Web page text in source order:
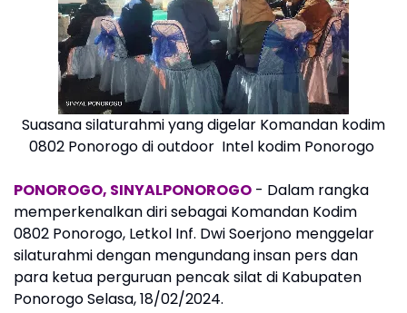
Suasana silaturahmi yang digelar Komandan kodim
0802 Ponorogo di outdoor Intel kodim Ponorogo
PONOROGO, SINYALPONOROGO - Dalam rangka
memperkenalkan diri sebagai Komandan Kodim
0802 Ponorogo, Letkol Inf. Dwi Soerjono menggelar
silaturahmi dengan mengundang insan pers dan
para ketua perguruan pencak silat di Kabupaten
Ponorogo Selasa, 18/02/2024.